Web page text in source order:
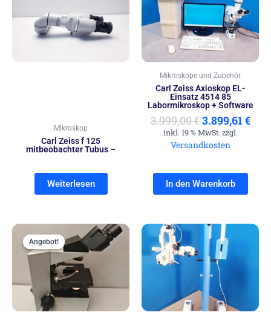
Mikroskop
Carl Zeiss f 125
mitbeobachter Tubus –
Weiterlesen
Mikroskope und Zubehör
Carl Zeiss Axioskop EL-
Einsatz 4514 85
Labormikroskop + Software
3.999,00€
war:
3.999,00 €
3.899,61€
ist:
inkl. 19 % MwSt. zzgl.
Versandkosten
In den Warenkorb
Angebot!
Angebot!
Ursprünglicher
Preis
war:
1.099,00 €
Aktueller
1.038,96 €.